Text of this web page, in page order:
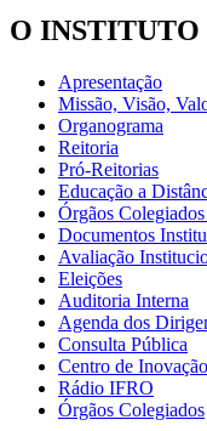
O INSTITUTO
Apresentação
Missão, Visão,
Organograma
Reitoria
Pró-Reitorias
Educação a
Órgãos
Documentos
Avaliação
Eleições
Auditoria Interna
Agenda dos
Consulta Pública
Centro de
Rádio IFRO
Órgãos Colegiados